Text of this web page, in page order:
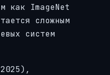
как ImageNet
сложным
систем